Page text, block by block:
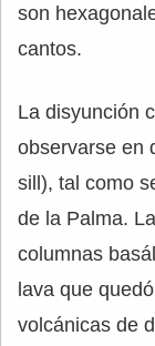
son
cantos.
La disyunción
observarse en
sill), tal como
de la Palma.
columnas
lava que
volcánicas de